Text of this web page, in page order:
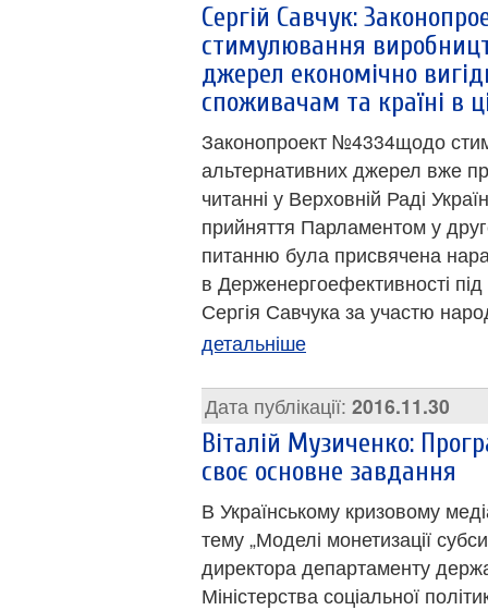
Сергій Савчук:
стимулювання
джерел економічно
споживачам та країні в
Законопроект №4334щодо
альтернативних джерел вже
читанні у Верховній Раді
прийняття Парламентом у
питанню була присвячена
в Держенергоефективності
Сергія Савчука за участю
детальніше
Дата публікації: 2016.11.30
Віталій Музиченко:
своє основне завдання
В Українському кризовому
тему „Моделі монетизації
директора департаменту
Міністерства соціальної